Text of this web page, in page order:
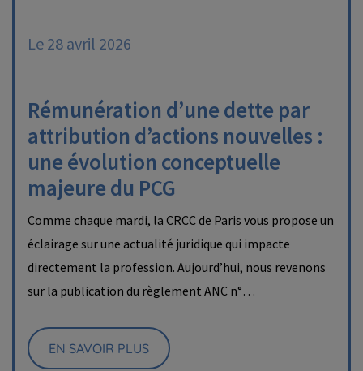
Le 28 avril 2026
Rémunération d’une dette par
attribution d’actions nouvelles :
une évolution conceptuelle
majeure du PCG
Comme chaque mardi, la CRCC de Paris vous propose un
éclairage sur une actualité juridique qui impacte
directement la profession. Aujourd’hui, nous revenons
sur la publication du règlement ANC n°…
EN SAVOIR PLUS